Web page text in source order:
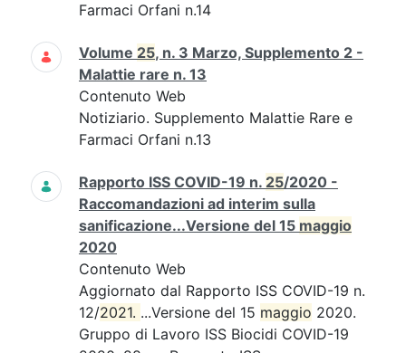
Farmaci Orfani n.14
Volume 25, n. 3 Marzo, Supplemento 2 -
Malattie rare n. 13
Contenuto Web
Notiziario. Supplemento Malattie Rare e
Farmaci Orfani n.13
Rapporto ISS COVID-19 n. 25/2020 -
Raccomandazioni ad interim sulla
sanificazione...Versione del 15 maggio
2020
Contenuto Web
Aggiornato dal Rapporto ISS COVID-19 n.
12/2021. ...Versione del 15 maggio 2020.
Gruppo di Lavoro ISS Biocidi COVID-19